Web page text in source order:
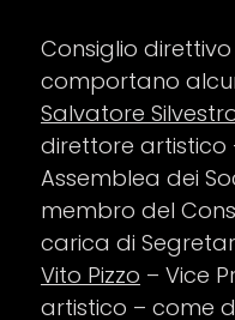
Consiglio
comportano
Salvatore
direttore artistico
Assemblea dei
membro del
carica di
Vito Pizzo – Vice
artistico – come